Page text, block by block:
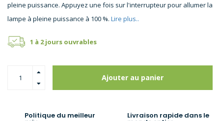
pleine puissance. Appuyez une fois sur l'interrupteur pour allumer la
lampe à pleine puissance à 100 %. Lire plus..
1 à 2 jours ouvrables
Ajouter au panier
Politique du meilleur Livraison rapide dans le